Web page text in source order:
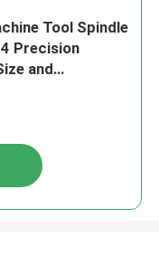
Tool Spindle
Precision
and